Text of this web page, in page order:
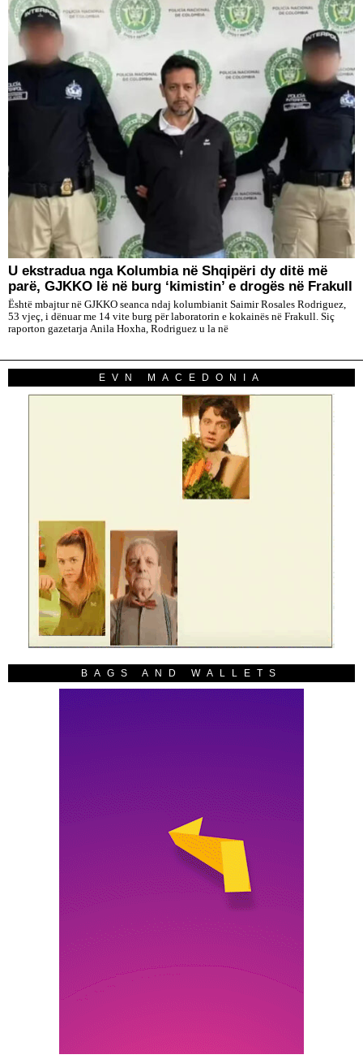
U ekstradua nga Kolumbia në Shqipëri dy ditë më
parë, GJKKO lë në burg ‘kimistin’ e drogës në Frakull
Është mbajtur në GJKKO seanca ndaj kolumbianit Saimir Rosales Rodriguez,
53 vjeç, i dënuar me 14 vite burg për laboratorin e kokainës në Frakull. Siç
raporton gazetarja Anila Hoxha, Rodriguez u la në
EVN MACEDONIA
BAGS AND WALLETS